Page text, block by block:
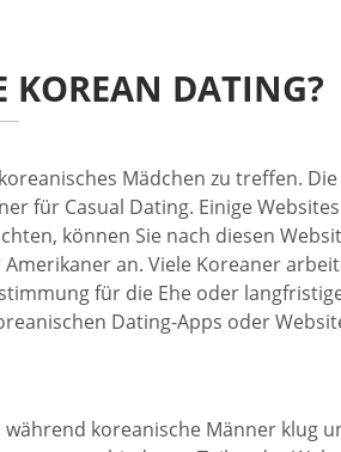
KOREAN DATING?
Mädchen zu treffen.
für Casual Dating. Einige
können Sie nach diesen
an. Viele Koreaner
für die Ehe oder
Dating-Apps oder
koreanische Männer klug